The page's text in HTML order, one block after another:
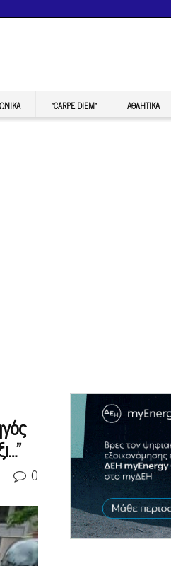
“CARPE DIEM” ΑΘΛΗΤΙΚΆ
0